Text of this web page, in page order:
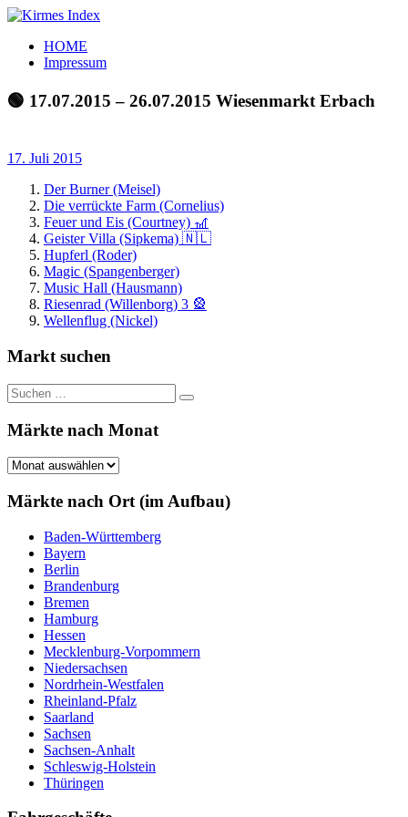
Zum
springen
Kirmes
Index
Tourpläne
der
letzten
HOME
Impressum
🟢 17.07.2015 – 26.07.2015 Wiesenmarkt Erbach
17. Juli 2015
Der Burner (Meisel)
Die verrückte Farm (Cornelius)
Feuer und Eis (Courtney) 🎢
Geister Villa (Sipkema) 🇳🇱
Hupferl (Roder)
Magic (Spangenberger)
Music Hall (Hausmann)
Riesenrad (Willenborg) 3 🎡
Wellenflug (Nickel)
Markt suchen
Suchen
nach:
Suchen
Märkte nach Monat
Märkte
Monat
Märkte nach Ort (im Aufbau)
Baden-Württemberg
Bayern
Berlin
Brandenburg
Bremen
Hamburg
Hessen
Mecklenburg-Vorpommern
Niedersachsen
Nordrhein-Westfalen
Rheinland-Pfalz
Saarland
Sachsen
Sachsen-Anhalt
Schleswig-Holstein
Thüringen